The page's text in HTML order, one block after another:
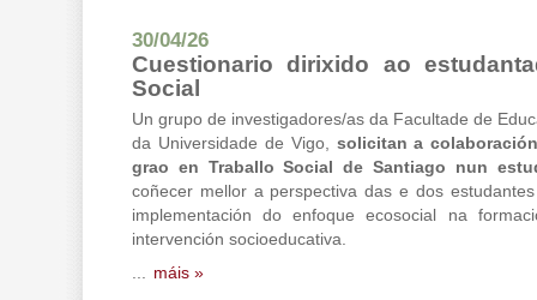
30/04/26
Cuestionario dirixido ao
Social
Un grupo de investigadores/as da Facultade de
da Universidade de Vigo, solicitan a
grao en Traballo Social de Santiago nun
coñecer mellor a perspectiva das e dos
implementación do enfoque ecosocial na
intervención socioeducativa.
máis »